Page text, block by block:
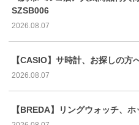
SZSB006
2026.08.07
【CASIO】サ時計、お探しの方
2026.08.07
【BREDA】リングウォッチ、